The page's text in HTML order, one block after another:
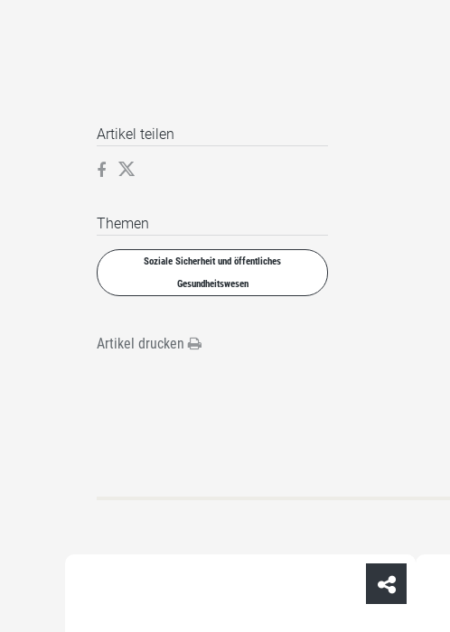
Artikel teilen
Themen
Soziale Sicherheit und öffentliches
Gesundheitswesen
Artikel drucken